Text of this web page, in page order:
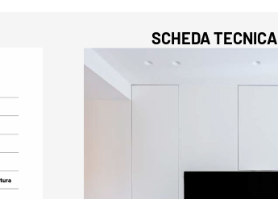
SCHEDA TECNICA